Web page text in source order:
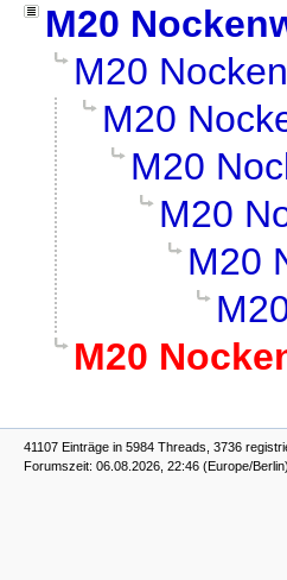
M20
M20
M20
M20
M20
M20
M20
41107 Einträge in 5984 Threads, 3736
Forumszeit: 06.08.2026, 22:46 (Europe/Berlin)